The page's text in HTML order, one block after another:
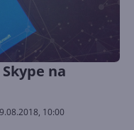
na
10:00